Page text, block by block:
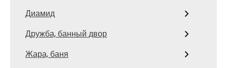
Диамид
Дружба, банный двор
Жара, баня